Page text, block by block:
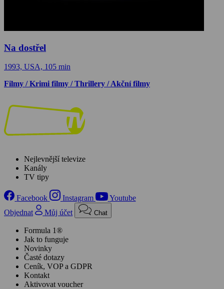
Na dostřel
1993, USA, 105 min
Filmy / Krimi filmy / Thrillery / Akční filmy
Nejlevnější televize
Kanály
TV tipy
Facebook Instagram
Youtube
Objednat
Můj účet Chat
Formula 1®
Jak to funguje
Novinky
Časté dotazy
Ceník, VOP a GDPR
Kontakt
Aktivovat voucher